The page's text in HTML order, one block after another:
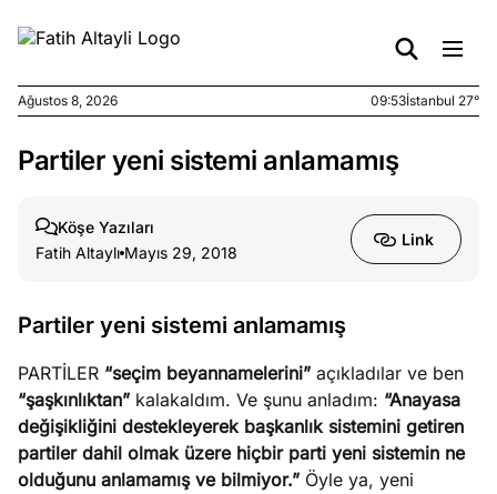
Ağustos
kirli
6, 2026
yasalar
Ağustos 8, 2026 09:53İstanbul 27°
Partiler yeni sistemi anlamamış
Köşe Yazıları
Fatih Altaylı Mayıs 29, 2018
Link
Partiler yeni sistemi anlamamış
PARTİLER “seçim beyannamelerini” açıkladılar ve ben
“şaşkınlıktan” kalakaldım. Ve şunu anladım: “Anayasa
değişikliğini destekleyerek başkanlık sistemini getiren
partiler dahil olmak üzere hiçbir parti yeni sistemin ne
olduğunu anlamamış ve bilmiyor.” Öyle ya, yeni